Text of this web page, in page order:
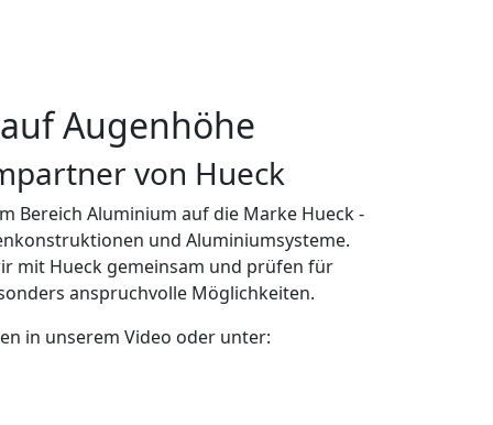
Augenhöhe
von Hueck
Bereich Aluminium auf die Marke Hueck -
und Aluminiumsysteme.
mit Hueck gemeinsam und prüfen für
anspruchvolle Möglichkeiten.
in unserem Video oder unter: